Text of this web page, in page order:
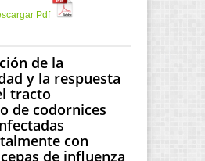
Pdf
de la
y la respuesta
tracto
de codornices
con
de influenza